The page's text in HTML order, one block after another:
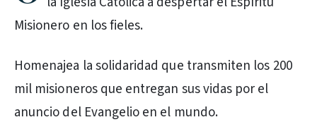
Misionero en los fieles.
Homenajea la solidaridad que transmiten los 200
mil misioneros que entregan sus vidas por el
anuncio del Evangelio en el mundo.